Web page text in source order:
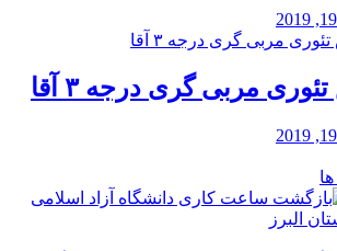
مربی گری درجه ۳ آقا